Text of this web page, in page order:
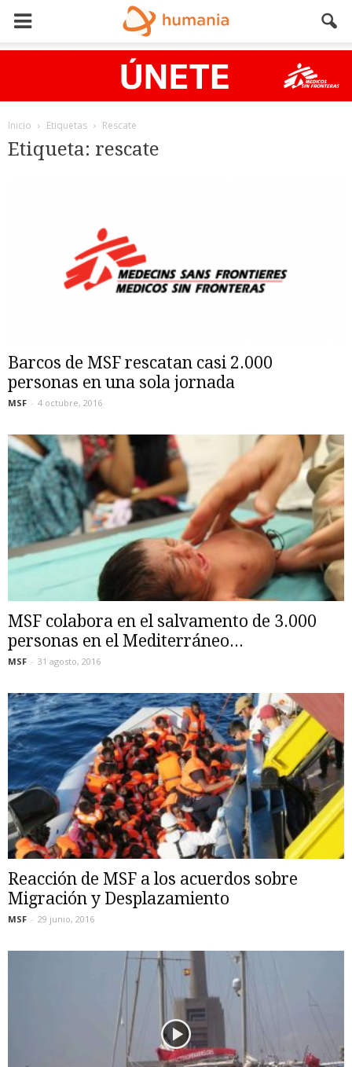
Inicio Etiquetas Rescate
Etiqueta: rescate
Barcos de MSF rescatan casi 2.000
personas en una sola jornada
MSF - 4 octubre, 2016
MSF colabora en el salvamento de 3.000
personas en el Mediterráneo...
MSF - 31 agosto, 2016
Reacción de MSF a los acuerdos sobre
Migración y Desplazamiento
MSF - 29 junio, 2016